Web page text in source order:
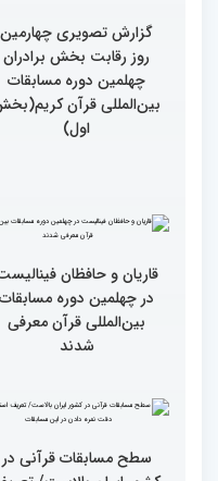
چهلمین دوره مسابقات
بین‌المللی قرآن کریم(بخش
اول)
در چهلمین دوره مسابقات